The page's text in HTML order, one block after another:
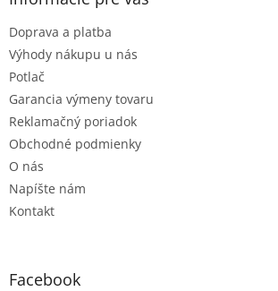
Doprava a platba
Výhody nákupu u nás
Potlač
Garancia výmeny tovaru
Reklamačný poriadok
Obchodné podmienky
O nás
Napíšte nám
Kontakt
Facebook